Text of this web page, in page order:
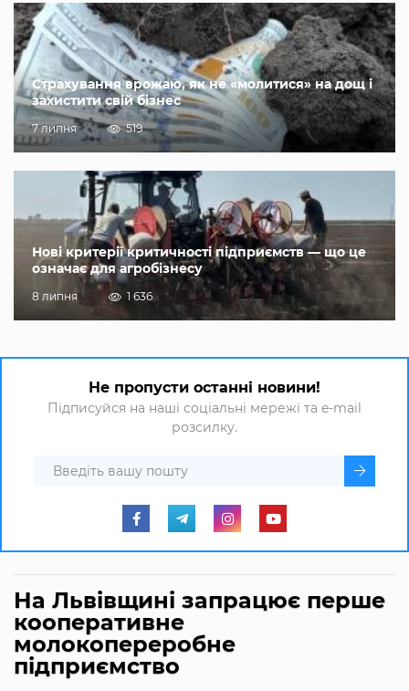
Страхування врожаю, як не «молитися» на дощ і
захистити свій бізнес
7 липня 519
Нові критерії критичності підприємств — що це
означає для агробізнесу
8 липня 1 636
Не пропусти останні новини!
Підписуйся на наші соціальні мережі та e-mail
розсилку.
На Львівщині запрацює перше
кооперативне
молокопереробне
підприємство